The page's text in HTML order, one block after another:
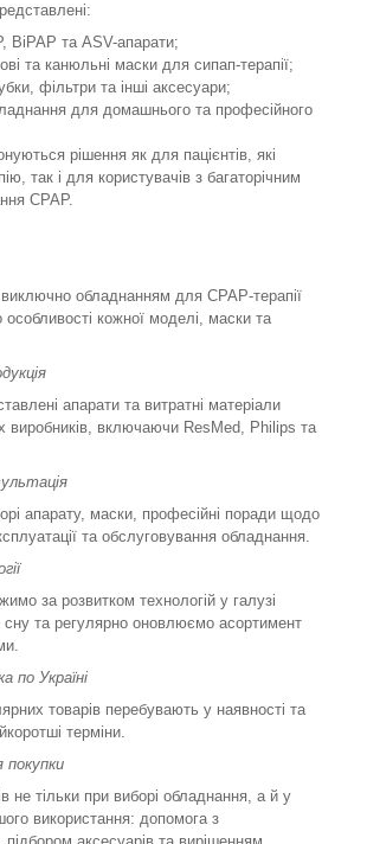
BiPAP та ASV-апарати;
та канюльні маски для сипап-терапії;
фільтри та інші аксесуари;
для домашнього та професійного
рішення як для пацієнтів, які
так і для користувачів з багаторічним
CPAP.
обладнанням для CPAP-терапії
кожної моделі, маски та
апарати та витратні матеріали
виробників, включаючи ResMed, Philips та
апарату, маски, професійні поради щодо
та обслуговування обладнання.
за розвитком технологій у галузі
сну та регулярно оновлюємо асортимент
по Україні
товарів перебувають у наявності та
терміни.
покупки
не тільки при виборі обладнання, а й у
використання: допомога з